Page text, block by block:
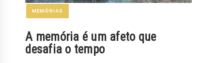
MEMÓRIAS
A memória é um afeto que
desafia o tempo